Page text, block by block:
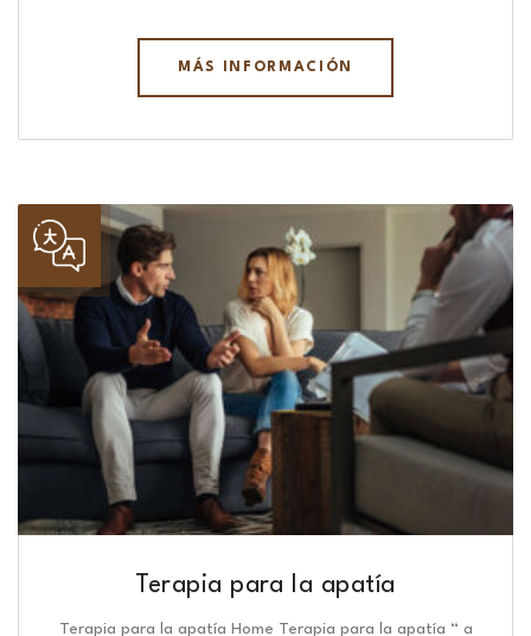
MÁS INFORMACIÓN
Terapia para la apatía
Terapia para la apatía Home Terapia para la apatía “ a